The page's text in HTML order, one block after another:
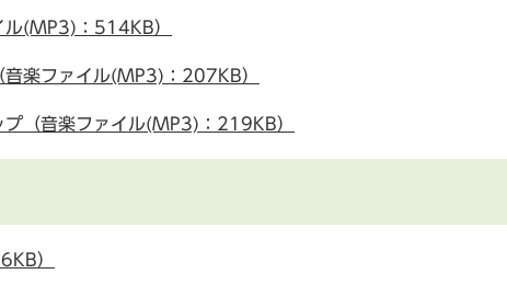
ル(MP3)：514KB）
音楽ファイル(MP3)：207KB）
（音楽ファイル(MP3)：219KB）
）